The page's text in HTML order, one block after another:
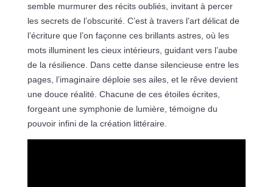
semble murmurer des récits oubliés, invitant à percer
les secrets de l’obscurité. C’est à travers l’art délicat de
l’écriture que l’on façonne ces brillants astres, où les
mots illuminent les cieux intérieurs, guidant vers l’aube
de la résilience. Dans cette danse silencieuse entre les
pages, l’imaginaire déploie ses ailes, et le rêve devient
une douce réalité. Chacune de ces étoiles écrites,
forgeant une symphonie de lumière, témoigne du
pouvoir infini de la création littéraire.